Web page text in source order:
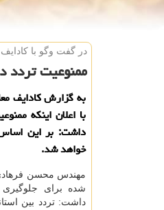
در گفت وگو با
ممنوعیت تردد
به گزارش کادایف
با اعلان اینکه
داشت: بر این
خواهد شد.
مهندس محسن فرهادی
شده برای جلوگیری
داشت: تردد بین